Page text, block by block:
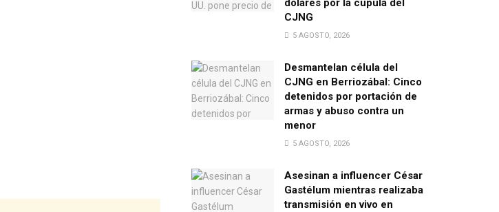
dólares por la cúpula del
CJNG
5 AGOSTO, 2026
Desmantelan célula del
CJNG en Berriozábal: Cinco
detenidos por portación de
armas y abuso contra un
menor
5 AGOSTO, 2026
Asesinan a influencer César
Gastélum mientras realizaba
transmisión en vivo en